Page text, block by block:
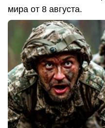
мира от 8 августа.